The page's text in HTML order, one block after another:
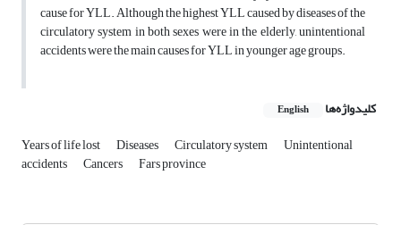
cause for YLL. Although the highest YLL caused by diseases of the
circulatory system in both sexes were in the elderly, unintentional
accidents were the main causes for YLL in younger age groups.
کلیدواژه‌ها English
Years of life lost Diseases Circulatory system Unintentional
accidents Cancers Fars province